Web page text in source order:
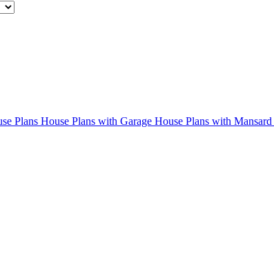
Plans House Plans with Garage House Plans with Mansard